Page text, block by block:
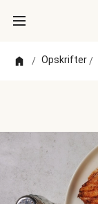
/ Opskrifter /